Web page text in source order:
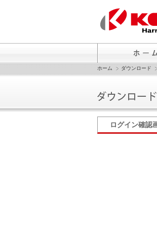
ホーム ダウンロード
ログイン確認